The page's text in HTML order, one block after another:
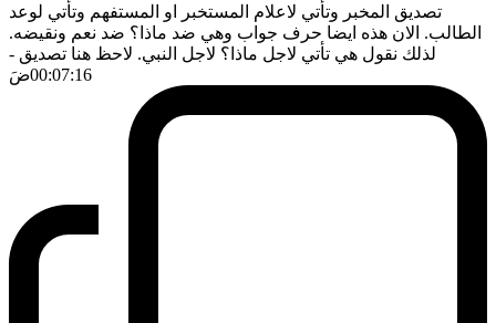
تصديق المخبر وتأتي لاعلام المستخبر او المستفهم وتأتي لوعد
الطالب. الان هذه ايضا حرف جواب وهي ضد ماذا؟ ضد نعم ونقيضه.
لذلك نقول هي تأتي لاجل ماذا؟ لاجل النبي. لاحظ هنا تصديق -
00:07:16ضَ